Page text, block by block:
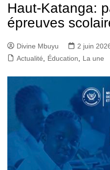
Haut-Katanga:
épreuves
Divine Mbuyu
2 juin
Actualité
Éducation La une